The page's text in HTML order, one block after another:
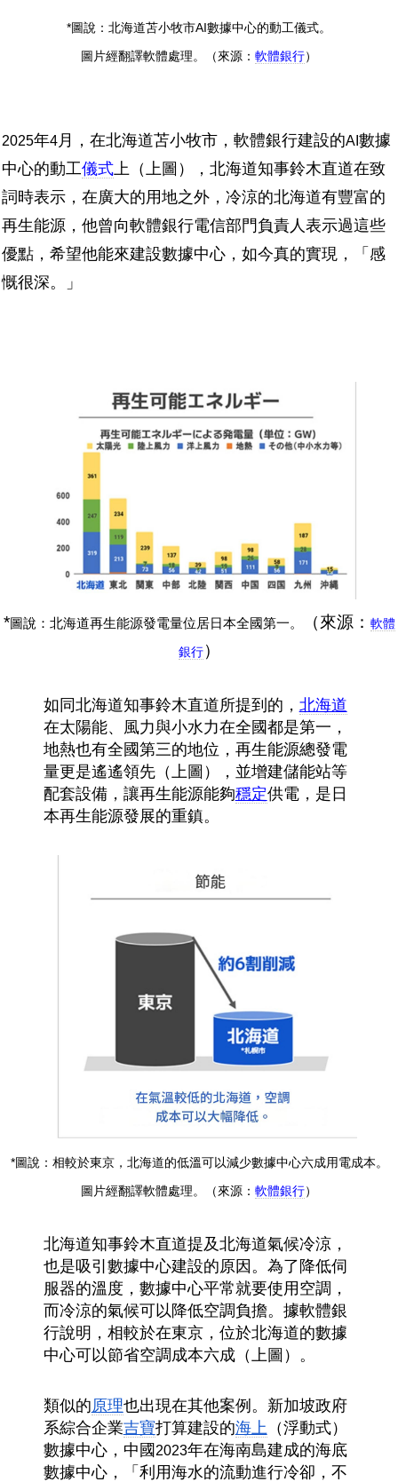
*圖說：北海道苫小牧市AI數據中心的動工儀式。
圖片經翻譯軟體處理。（來源： 軟體銀行）
2025年4月，在北海道苫小牧市，軟體銀行建設的AI 數據
中心的動工儀式上（上圖），北海道知事鈴木直道在致
詞時表示，在廣大的用地之外，冷涼的北海道有豐富的
再生能源，他曾向軟體銀行電信部門負責人表示過這些
優點，希望他能來建設數據中心，如今真的實現，「感
慨很深。」
*圖說：北海道再生能源發電量位居日本全國第一。 （來源： 軟體
銀行）
如同北海道知事鈴木直道所提到的， 北海道
在太陽能、風力與小水力在全國都是第一，
地熱也有全國第三的地位，再生能源總發電
量更是遙遙領先（上圖），並增建儲能站等
配套設備，讓再生能源能夠穩定供電，是日
本再生能源發展的重鎮。
*圖說：相較於東京，北海道的低溫可以減少數據中心六成用電成本。
圖片經翻譯軟體處理。（來源： 軟體銀行）
北海道知事鈴木直道提及北海道氣候冷涼，
也是吸引數據中心建設的原因。為了降低伺
服器的溫度，數據中心平常就要使用空調，
而冷涼的氣候可以降低空調負擔。據軟體銀
行說明，相較於在東京，位於北海道的數據
中心可以節省空調成本六成（上圖）。
類似的原理也出現在其他案例。新加坡政府
系綜合企業吉寶打算建設的海上 （浮動式）
數據中心，中國 2023年在海南島建成的海底
數據中心，「利用海水的流動進行冷卻，不